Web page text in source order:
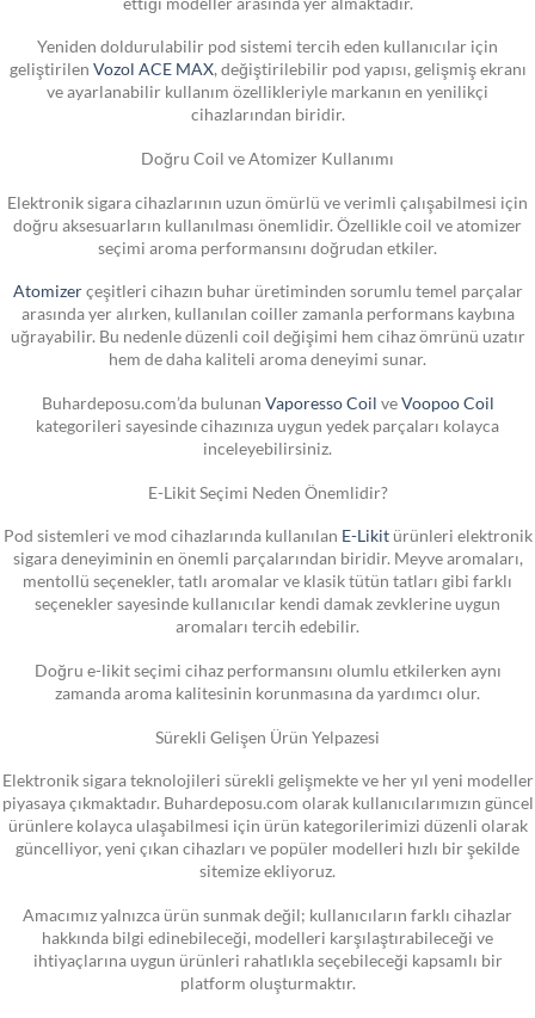
Yeniden doldurulabilir pod sistemi tercih eden kullanıcılar için
geliştirilen Vozol ACE MAX, değiştirilebilir pod yapısı, gelişmiş ekranı
ve ayarlanabilir kullanım özellikleriyle markanın en yenilikçi
cihazlarından biridir.
Doğru Coil ve Atomizer Kullanımı
Elektronik sigara cihazlarının uzun ömürlü ve verimli çalışabilmesi için
doğru aksesuarların kullanılması önemlidir. Özellikle coil ve atomizer
seçimi aroma performansını doğrudan etkiler.
Atomizerçeşitleri cihazın buhar üretiminden sorumlu temel parçalar
arasında yer alırken, kullanılan coiller zamanla performans kaybına
uğrayabilir. Bu nedenle düzenli coil değişimi hem cihaz ömrünü uzatır
hem de daha kaliteli aroma deneyimi sunar.
Buhardeposu.com’da bulunan Vaporesso Coil veVoopoo Coil
kategorileri sayesinde cihazınıza uygun yedek parçaları kolayca
inceleyebilirsiniz.
E-Likit Seçimi Neden Önemlidir?
Pod sistemleri ve mod cihazlarında kullanılan E-Likitürünleri elektronik
sigara deneyiminin en önemli parçalarından biridir. Meyve aromaları,
mentollü seçenekler, tatlı aromalar ve klasik tütün tatları gibi farklı
seçenekler sayesinde kullanıcılar kendi damak zevklerine uygun
aromaları tercih edebilir.
Doğru e-likit seçimi cihaz performansını olumlu etkilerken aynı
zamanda aroma kalitesinin korunmasına da yardımcı olur.
Sürekli Gelişen Ürün Yelpazesi
Elektronik sigara teknolojileri sürekli gelişmekte ve her yıl yeni modeller
piyasaya çıkmaktadır. Buhardeposu.com olarak kullanıcılarımızın güncel
ürünlere kolayca ulaşabilmesi için ürün kategorilerimizi düzenli olarak
güncelliyor, yeni çıkan cihazları ve popüler modelleri hızlı bir şekilde
sitemize ekliyoruz.
Amacımız yalnızca ürün sunmak değil; kullanıcıların farklı cihazlar
hakkında bilgi edinebileceği, modelleri karşılaştırabileceği ve
ihtiyaçlarına uygun ürünleri rahatlıkla seçebileceği kapsamlı bir
platform oluşturmaktır.